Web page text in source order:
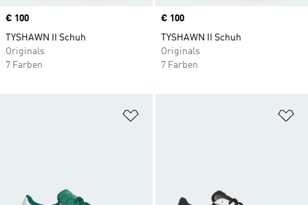
Price
€ 100
TYSHAWN II Schuh
Originals
7 Farben
Price
€ 100
TYSHAWN II Schuh
Originals
7 Farben